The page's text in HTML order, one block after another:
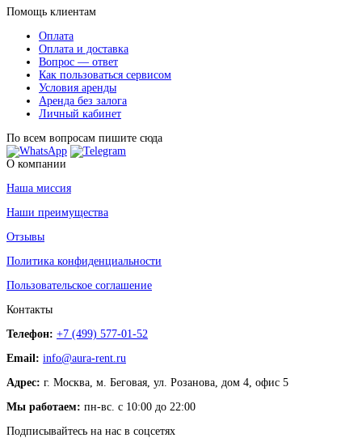
Помощь клиентам
Оплата
Оплата и доставка
Вопрос — ответ
Как пользоваться сервисом
Условия аренды
Аренда без залога
Личный кабинет
По всем вопросам пишите сюда
О компании
Наша миссия
Наши преимущества
Отзывы
Политика конфиденциальности
Пользовательское соглашение
Контакты
Телефон: +7 (499) 577-01-52
Email: info@aura-rent.ru
Адрес: г. Москва, м. Беговая, ул. Розанова, дом 4, офис 5
Мы работаем: пн-вс. с 10:00 до 22:00
Подписывайтесь на нас в соцсетях